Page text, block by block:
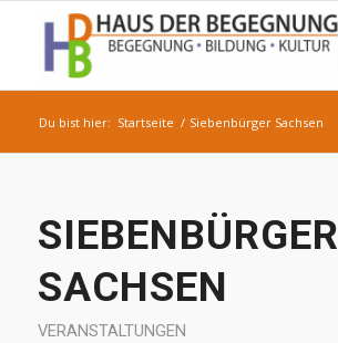
Du bist hier: Startseite / Siebenbürger Sachsen
SIEBENBÜRGER
SACHSEN
VERANSTALTUNGEN